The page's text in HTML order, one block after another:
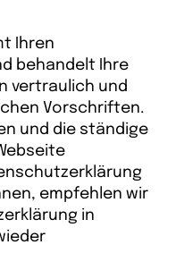
Ihren
behandelt Ihre
vertraulich und
Vorschriften.
und die ständige
empfehlen wir
in